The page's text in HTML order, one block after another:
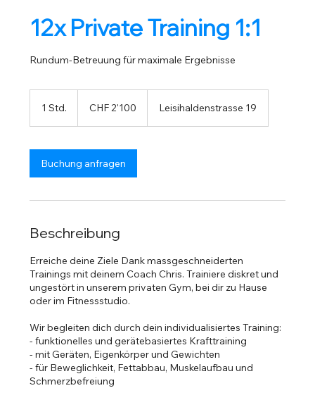
12x Private Training 1:1
Rundum-Betreuung für maximale Ergebnisse
1 Std.
d
Franken
CHF 2'100 Leisihaldenstrasse 19
Buchung anfragen
Beschreibung
Erreiche deine Ziele Dank massgeschneiderten
Trainings mit deinem Coach Chris. Trainiere diskret und
ungestört in unserem privaten Gym, bei dir zu Hause
oder im Fitnessstudio.
Wir begleiten dich durch dein individualisiertes Training:
- funktionelles und gerätebasiertes Krafttraining
- mit Geräten, Eigenkörper und Gewichten
- für Beweglichkeit, Fettabbau, Muskelaufbau und
Schmerzbefreiung